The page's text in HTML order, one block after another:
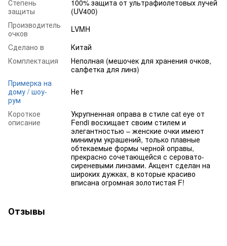
Степень
защиты
100% защита от ультрафиолетовых лучей
(UV400)
Производитель
очков
LVMH
Cделано в
Китай
Комплектация
Неполная (мешочек для хранения очков,
салфетка для линз)
Примерка на
дому / шоу-
рум
Нет
Короткое
описание
Укрупненная оправа в стиле cat eye от
Fendi восхищает своим стилем и
элегантностью – женские очки имеют
минимум украшений, только плавные
обтекаемые формы черной оправы,
прекрасно сочетающейся с серовато-
сиреневыми линзами. Акцент сделан на
широких дужках, в которые красиво
вписана огромная золотистая F!
Отзывы